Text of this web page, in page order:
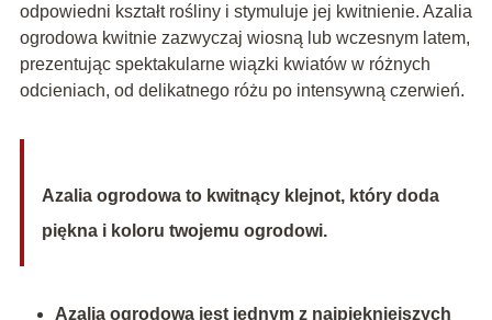
odpowiedni kształt rośliny i stymuluje jej kwitnienie. Azalia
ogrodowa kwitnie zazwyczaj wiosną lub wczesnym latem,
prezentując spektakularne wiązki kwiatów w różnych
odcieniach, od delikatnego różu po intensywną czerwień.
Azalia ogrodowa to kwitnący klejnot, który doda
piękna i koloru twojemu ogrodowi.
Azalia ogrodowa jest jednym z najpiękniejszych